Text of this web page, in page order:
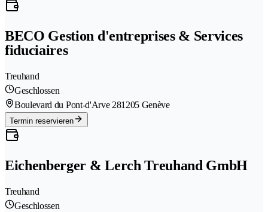
BECO Gestion d'entreprises & Services
fiduciaires
Treuhand
Geschlossen
Boulevard du Pont-d'Arve 281205 Genève
Termin reservieren
Eichenberger & Lerch Treuhand GmbH
Treuhand
Geschlossen